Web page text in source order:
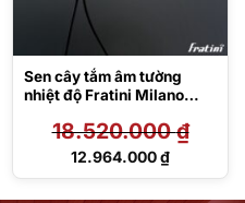
Sen cây tắm âm tường
nhiệt độ Fratini Milano
18.520.000₫
Giá
12.964.000₫
Giá